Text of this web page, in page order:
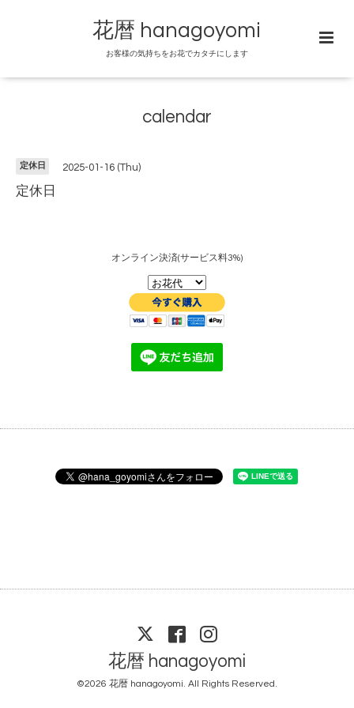
花暦 hanagoyomi
お客様の気持ちをお花でカタチにします
calendar
定休日 2025-01-16 (Thu)
定休日
オンライン決済(サービス料3%)
花暦 hanagoyomi
©2026 花暦 hanagoyomi. All Rights Reserved.